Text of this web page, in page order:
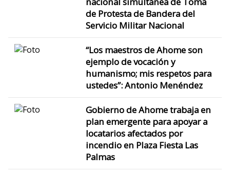
de Protesta de Bandera del
Servicio Militar Nacional
“Los maestros de Ahome son
ejemplo de vocación y
humanismo; mis respetos para
ustedes”: Antonio Menéndez
Gobierno de Ahome trabaja en
plan emergente para apoyar a
locatarios afectados por
incendio en Plaza Fiesta Las
Palmas